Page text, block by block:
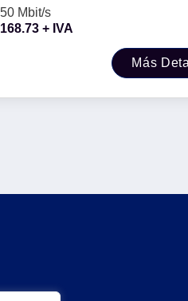
Mbit/s
168.73 + IVA
Más